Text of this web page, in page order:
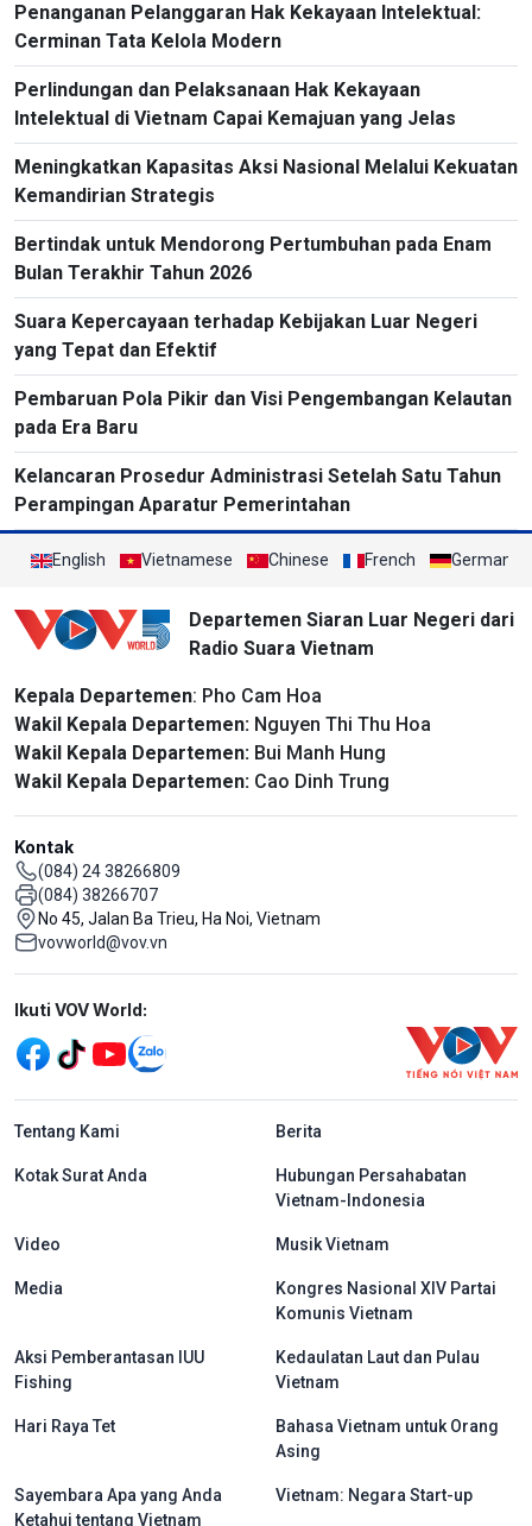
Penanganan Pelanggaran Hak Kekayaan Intelektual:
Cerminan Tata Kelola Modern
Perlindungan dan Pelaksanaan Hak Kekayaan
Intelektual di Vietnam Capai Kemajuan yang Jelas
Meningkatkan Kapasitas Aksi Nasional Melalui Kekuatan
Kemandirian Strategis
Bertindak untuk Mendorong Pertumbuhan pada Enam
Bulan Terakhir Tahun 2026
Suara Kepercayaan terhadap Kebijakan Luar Negeri
yang Tepat dan Efektif
Pembaruan Pola Pikir dan Visi Pengembangan Kelautan
pada Era Baru
Kelancaran Prosedur Administrasi Setelah Satu Tahun
Perampingan Aparatur Pemerintahan
English Vietnamese Chinese French German
Departemen Siaran Luar Negeri dari
Radio Suara Vietnam
Kepala Departemen: Pho Cam Hoa
Wakil Kepala Departemen: Nguyen Thi Thu Hoa
Wakil Kepala Departemen: Bui Manh Hung
Wakil Kepala Departemen: Cao Dinh Trung
Kontak
(084) 24 38266809
(084) 38266707
No 45, Jalan Ba Trieu, Ha Noi, Vietnam
vovworld@vov.vn
Mạng xã hội
Ikuti VOV World:
menu footer tiếng Indo
Tentang Kami Berita
Kotak Surat Anda
Hubungan Persahabatan
Vietnam-Indonesia
Video Musik Vietnam
Media
Kongres Nasional XIV Partai
Komunis Vietnam
Aksi Pemberantasan IUU
Fishing
Kedaulatan Laut dan Pulau
Vietnam
Hari Raya Tet
Bahasa Vietnam untuk Orang
Asing
Sayembara Apa yang Anda
Ketahui tentang Vietnam
Vietnam: Negara Start-up